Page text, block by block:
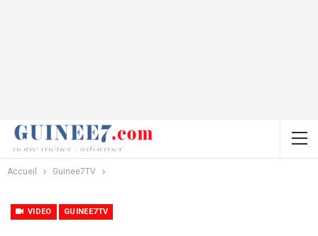
Accueil Guinee7TV
VIDEO GUINEE7TV